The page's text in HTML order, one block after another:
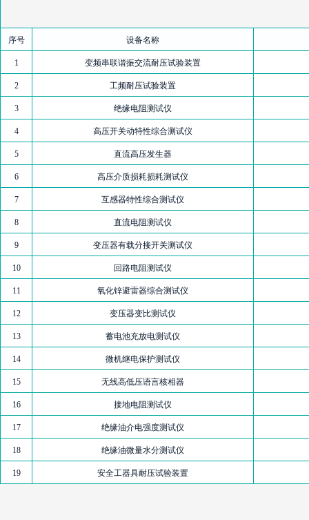
序号 设备名称
1 变频串联谐振交流耐压试验装置
2 工频耐压试验装置
3 绝缘电阻测试仪
4 高压开关动特性综合测试仪
5 直流高压发生器
6 高压介质损耗损耗测试仪
7 互感器特性综合测试仪
8 直流电阻测试仪
9 变压器有载分接开关测试仪
10 回路电阻测试仪
11 氧化锌避雷器综合测试仪
12 变压器变比测试仪
13 蓄电池充放电测试仪
14 微机继电保护测试仪
15 无线高低压语言核相器
16 接地电阻测试仪
17 绝缘油介电强度测试仪
18 绝缘油微量水分测试仪
19 安全工器具耐压试验装置